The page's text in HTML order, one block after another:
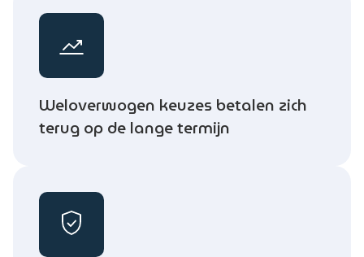
Weloverwogen keuzes betalen zich
terug op de lange termijn